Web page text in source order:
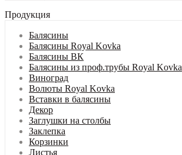
Продукция
Балясины
Балясины Royal Kovka
Балясины ВК
Балясины из проф.трубы Royal Kovka
Виноград
Волюты Royal Kovka
Вставки в балясины
Декор
Заглушки на столбы
Заклепка
Корзинки
Листья